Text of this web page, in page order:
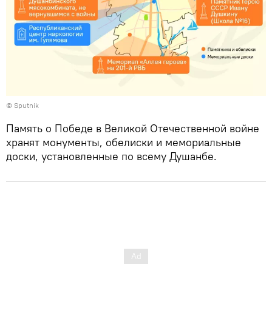
© Sputnik
Память о Победе в Великой Отечественной войне
хранят монументы, обелиски и мемориальные
доски, установленные по всему Душанбе.